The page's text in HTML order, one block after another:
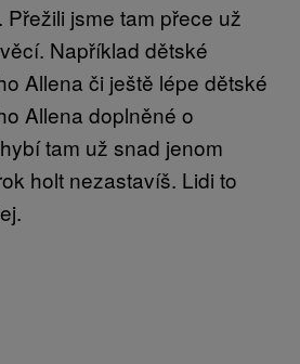
jsme tam přece už
Například dětské
Allena či ještě lépe dětské
Allena doplněné o
tam už snad jenom
holt nezastavíš. Lidi to